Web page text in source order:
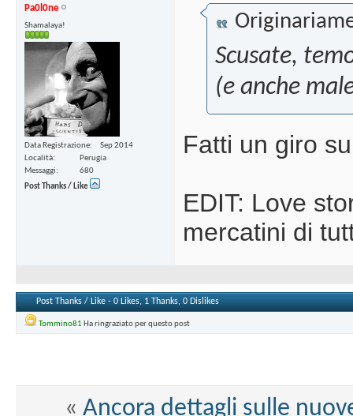
Pa0l0ne
Shamalaya!
Data Registrazione
Sep 2014
Località
Perugia
Messaggi
680
Post Thanks / Like
Scusate,
(e anche
Fatti un giro
EDIT: Love
mercatini di
Post Thanks / Like - 0 Likes, 1 Thanks, 0 Dislikes
Tommino81 Ha ringraziato per questo post
« Ancora dettagli sulle